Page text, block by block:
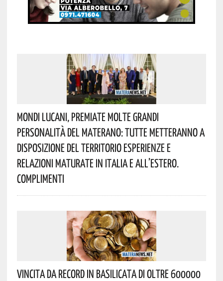
Mondi Lucani, Premiate Molte Grandi
Personalità Del Materano: Tutte Metteranno A
Disposizione Del Territorio Esperienze E
Relazioni Maturate In Italia E All’estero.
Complimenti
Vincita Da Record In Basilicata Di Oltre 600000